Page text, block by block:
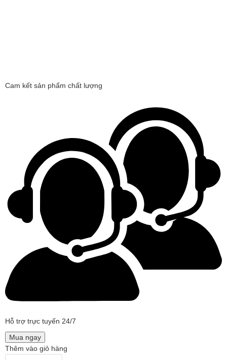
Cam kết sản phẩm chất lượng
Hỗ trợ trực tuyến 24/7
Mua ngay
Thêm vào giỏ hàng